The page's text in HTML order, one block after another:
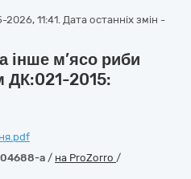
11:41. Дата останніх змін -
інше м’ясо риби
ДК:021-2015:
a/ на ProZorro /